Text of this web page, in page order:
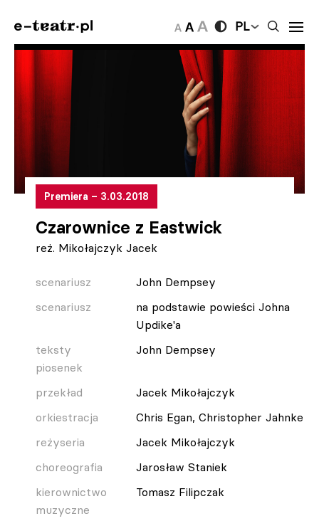
PL
Premiera – 3.03.2018
Czarownice z Eastwick
reż. Mikołajczyk Jacek
scenariusz
John Dempsey
scenariusz
na podstawie powieści Johna
Updike'a
teksty
piosenek
John Dempsey
przekład
Jacek Mikołajczyk
orkiestracja
Chris Egan, Christopher Jahnke
reżyseria
Jacek Mikołajczyk
choreografia
Jarosław Staniek
kierownictwo
muzyczne
Tomasz Filipczak